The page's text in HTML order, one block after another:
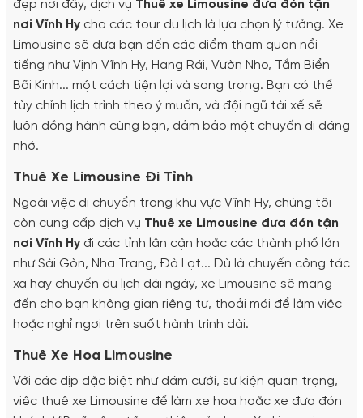
đẹp nơi đây, dịch vụ Thuê xe Limousine đưa đón tận
nơi Vĩnh Hy cho các tour du lịch là lựa chọn lý tưởng. Xe
Limousine sẽ đưa bạn đến các điểm tham quan nổi
tiếng như Vịnh Vĩnh Hy, Hang Rái, Vườn Nho, Tắm Biển
Bãi Kinh... một cách tiện lợi và sang trọng. Bạn có thể
tùy chỉnh lịch trình theo ý muốn, và đội ngũ tài xế sẽ
luôn đồng hành cùng bạn, đảm bảo một chuyến đi đáng
nhớ.
Thuê Xe Limousine Đi Tỉnh
Ngoài việc di chuyển trong khu vực Vĩnh Hy, chúng tôi
còn cung cấp dịch vụ Thuê xe Limousine đưa đón tận
nơi Vĩnh Hy đi các tỉnh lân cận hoặc các thành phố lớn
như Sài Gòn, Nha Trang, Đà Lạt... Dù là chuyến công tác
xa hay chuyến du lịch dài ngày, xe Limousine sẽ mang
đến cho bạn không gian riêng tư, thoải mái để làm việc
hoặc nghỉ ngơi trên suốt hành trình dài.
Thuê Xe Hoa Limousine
Với các dịp đặc biệt như đám cưới, sự kiện quan trọng,
việc thuê xe Limousine để làm xe hoa hoặc xe đưa đón